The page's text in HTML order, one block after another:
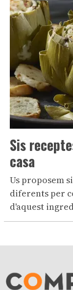
Sis
casa
Us proposem
diferents per
d'aquest